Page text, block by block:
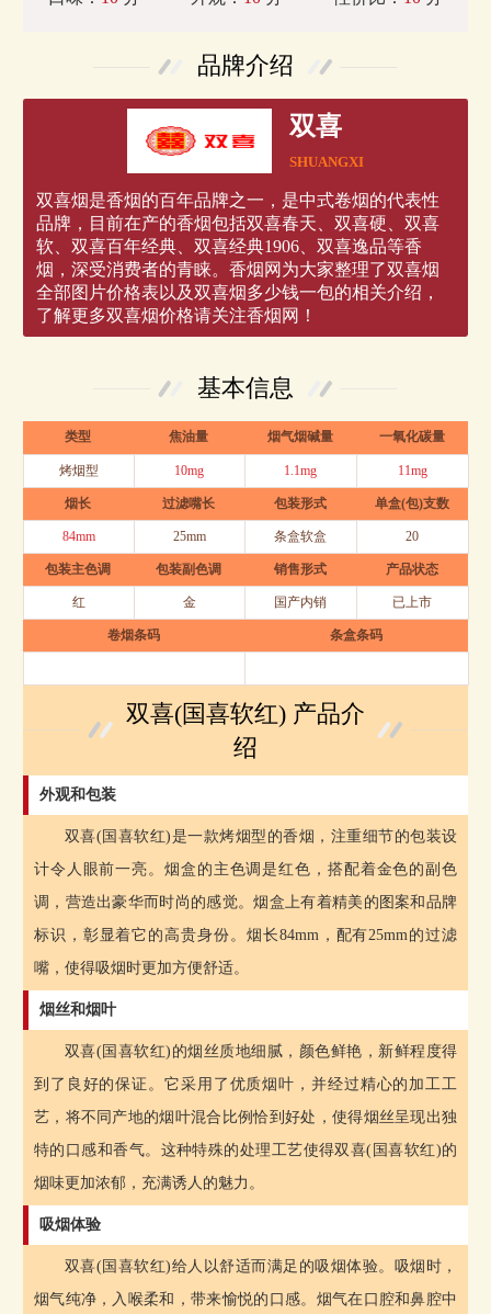
品牌介绍
双喜
SHUANGXI
双喜烟是香烟的百年品牌之一，是中式卷烟的代表性
品牌，目前在产的香烟包括双喜春天、双喜硬、双喜
软、双喜百年经典、双喜经典1906、双喜逸品等香
烟，深受消费者的青睐。香烟网为大家整理了双喜烟
全部图片价格表以及双喜烟多少钱一包的相关介绍，
了解更多双喜烟价格请关注香烟网！
基本信息
类型 焦油量 烟气烟碱量 一氧化碳量
烤烟型 10mg 1.1mg 11mg
烟长 过滤嘴长 包装形式 单盒(包)支数
84mm 25mm 条盒软盒 20
包装主色调 包装副色调 销售形式 产品状态
红 金 国产内销 已上市
卷烟条码 条盒条码
双喜(国喜软红) 产品介
绍
外观和包装
双喜(国喜软红)是一款烤烟型的香烟，注重细节的包装设
计令人眼前一亮。烟盒的主色调是红色，搭配着金色的副色
调，营造出豪华而时尚的感觉。烟盒上有着精美的图案和品牌
标识，彰显着它的高贵身份。烟长84mm，配有25mm的过滤
嘴，使得吸烟时更加方便舒适。
烟丝和烟叶
双喜(国喜软红)的烟丝质地细腻，颜色鲜艳，新鲜程度得
到了良好的保证。它采用了优质烟叶，并经过精心的加工工
艺，将不同产地的烟叶混合比例恰到好处，使得烟丝呈现出独
特的口感和香气。这种特殊的处理工艺使得双喜(国喜软红)的
烟味更加浓郁，充满诱人的魅力。
吸烟体验
双喜(国喜软红)给人以舒适而满足的吸烟体验。吸烟时，
烟气纯净，入喉柔和，带来愉悦的口感。烟气在口腔和鼻腔中